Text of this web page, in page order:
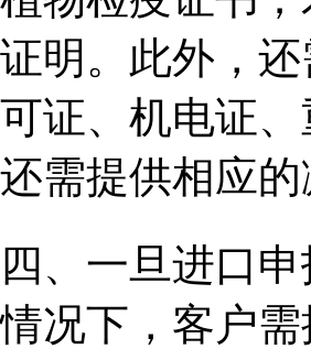
证明。此外，
可证、机电证
还需提供相应
四、一旦进口
情况下，客户